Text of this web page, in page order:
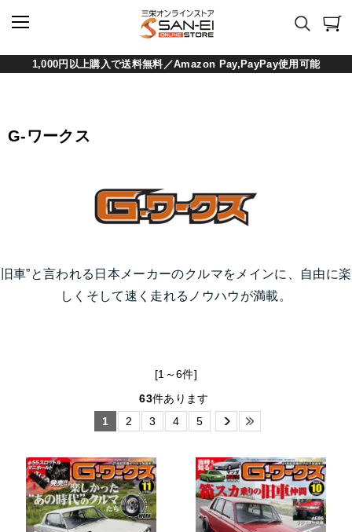
1,000円以上購入で送料無料／Amazon Pay,PayPay使用可能
G-ワークス
旧車”と言われる日本メーカーのクルマをメインに、自由に楽
しくそして速く走れるノウハウが満載。
[1～6件]
63件あります
1
2 3 4 5